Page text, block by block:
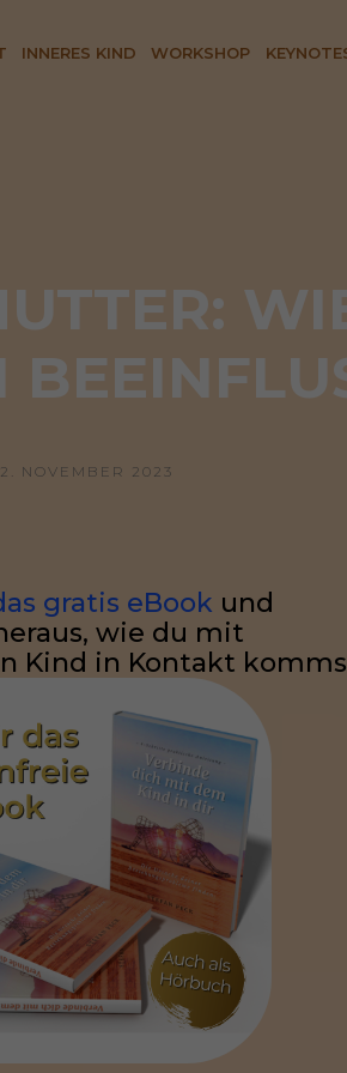
INNERES KIND WORKSHOP
NOVEMBER 2023
gratis eBook und
wie du mit
Kind in Kontakt